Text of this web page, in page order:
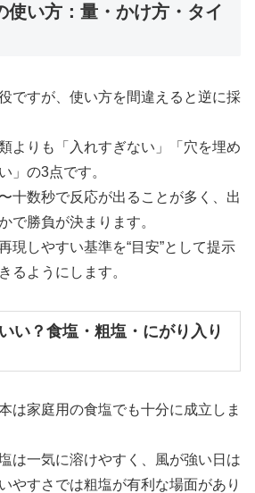
使い方：量・かけ方・タイ
ですが、使い方を間違えると逆に採
よりも「入れすぎない」「穴を埋め
」の3点です。
十数秒で反応が出ることが多く、出
で勝負が決まります。
現しやすい基準を“目安”として提示
るようにします。
い？食塩・粗塩・にがり入り
は家庭用の食塩でも十分に成立しま
は一気に溶けやすく、風が強い日は
やすさでは粗塩が有利な場面があり